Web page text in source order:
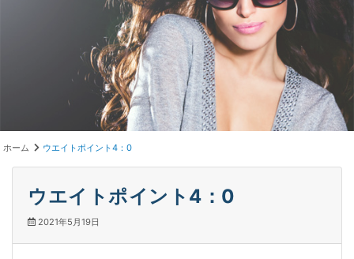
ホーム ウエイトポイント4：0
ウエイトポイント4：0
2021年5月19日